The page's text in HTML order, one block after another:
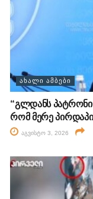
ᲐᲮᲐᲚᲘ ᲐᲛᲑᲔᲑᲘ
“გლდანს პატრონი
რომ მერე
აგვისტო 3, 2026